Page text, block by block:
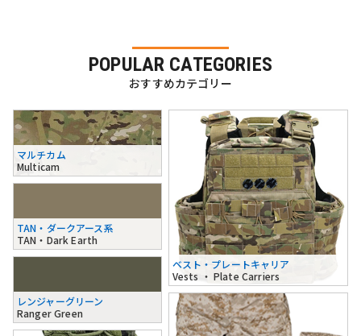
POPULAR CATEGORIES
おすすめカテゴリー
マルチカム
Multicam
TAN・ダークアース系
TAN・Dark Earth
レンジャーグリーン
Ranger Green
ベスト・プレートキャリア
Vests ・ Plate Carriers